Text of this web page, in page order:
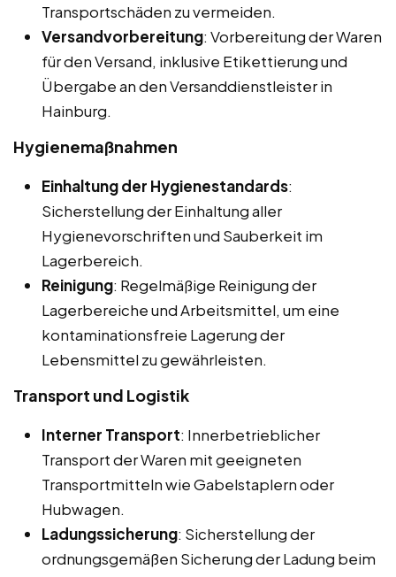
Transportschäden zu vermeiden.
Versandvorbereitung: Vorbereitung der Waren
für den Versand, inklusive Etikettierung und
Übergabe an den Versanddienstleister in
Hainburg.
Hygienemaßnahmen
Einhaltung der Hygienestandards:
Sicherstellung der Einhaltung aller
Hygienevorschriften und Sauberkeit im
Lagerbereich.
Reinigung: Regelmäßige Reinigung der
Lagerbereiche und Arbeitsmittel, um eine
kontaminationsfreie Lagerung der
Lebensmittel zu gewährleisten.
Transport und Logistik
Interner Transport: Innerbetrieblicher
Transport der Waren mit geeigneten
Transportmitteln wie Gabelstaplern oder
Hubwagen.
Ladungssicherung: Sicherstellung der
ordnungsgemäßen Sicherung der Ladung beim